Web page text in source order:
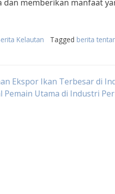
dan memberikan manfaat
Kelautan Tagged berita
Ekspor Ikan Terbesar di
Pemain Utama di Industri